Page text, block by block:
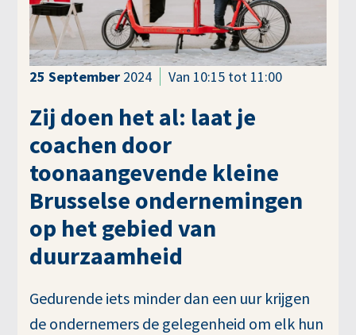
25 September 2024 Van 10:15 tot 11:00
Zij doen het al: laat je
coachen door
toonaangevende kleine
Brusselse ondernemingen
op het gebied van
duurzaamheid
Gedurende iets minder dan een uur krijgen
de ondernemers de gelegenheid om elk hun